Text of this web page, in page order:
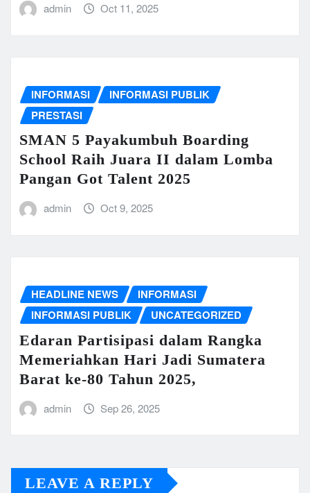
admin Oct 11, 2025
INFORMASI
INFORMASI PUBLIK
PRESTASI
SMAN 5 Payakumbuh Boarding
School Raih Juara II dalam Lomba
Pangan Got Talent 2025
admin Oct 9, 2025
HEADLINE NEWS
INFORMASI
INFORMASI PUBLIK
UNCATEGORIZED
Edaran Partisipasi dalam Rangka
Memeriahkan Hari Jadi Sumatera
Barat ke-80 Tahun 2025,
admin Sep 26, 2025
LEAVE A REPLY